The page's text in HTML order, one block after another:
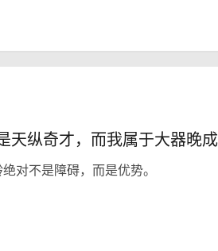
天纵奇才，而我属于大器晚成
对不是障碍，而是优势。